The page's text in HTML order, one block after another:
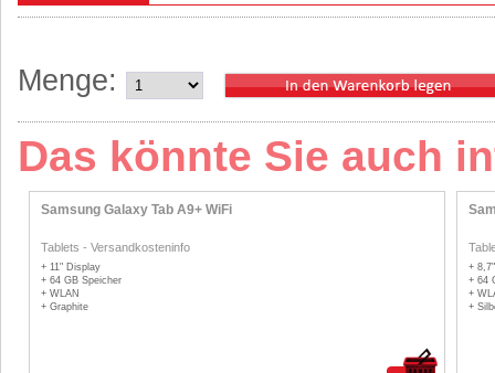
Menge:
Das könnte Sie auch
Samsung Galaxy Tab A9+ WiFi
Tablets - Versandkosteninfo
+ 11" Display
+ 64 GB Speicher
+ WLAN
+ Graphite
+
+ 64
+
+